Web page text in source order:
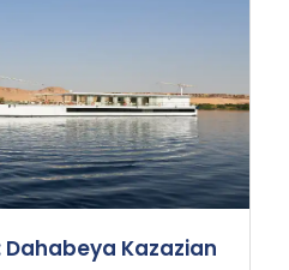
Dahabeya Kazazian